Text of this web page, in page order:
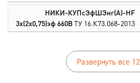
НИКИ-КУПсЭфШЭнг(А)-HF
3х(2х0,75)эф 660ВТУ 16.К73.068-2013
Развернуть все 12